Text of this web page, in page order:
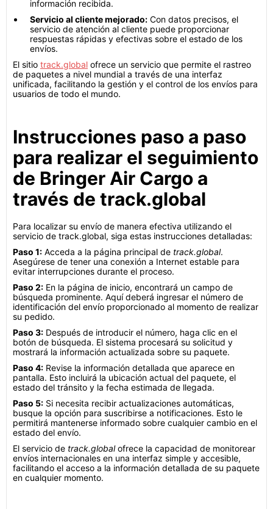
información recibida.
Servicio al cliente mejorado: Con datos precisos, el
servicio de atención al cliente puede proporcionar
respuestas rápidas y efectivas sobre el estado de los
envíos.
El sitio track.global ofrece un servicio que permite el rastreo
de paquetes a nivel mundial a través de una interfaz
unificada, facilitando la gestión y el control de los envíos para
usuarios de todo el mundo.
Instrucciones paso a paso
para realizar el seguimiento
de Bringer Air Cargo a
través de track.global
Para localizar su envío de manera efectiva utilizando el
servicio de track.global, siga estas instrucciones detalladas:
Paso 1: Acceda a la página principal de track.global.
Asegúrese de tener una conexión a Internet estable para
evitar interrupciones durante el proceso.
Paso 2: En la página de inicio, encontrará un campo de
búsqueda prominente. Aquí deberá ingresar el número de
identificación del envío proporcionado al momento de realizar
su pedido.
Paso 3: Después de introducir el número, haga clic en el
botón de búsqueda. El sistema procesará su solicitud y
mostrará la información actualizada sobre su paquete.
Paso 4: Revise la información detallada que aparece en
pantalla. Esto incluirá la ubicación actual del paquete, el
estado del tránsito y la fecha estimada de llegada.
Paso 5: Si necesita recibir actualizaciones automáticas,
busque la opción para suscribirse a notificaciones. Esto le
permitirá mantenerse informado sobre cualquier cambio en el
estado del envío.
El servicio de track.globalofrece la capacidad de monitorear
envíos internacionales en una interfaz simple y accesible,
facilitando el acceso a la información detallada de su paquete
en cualquier momento.